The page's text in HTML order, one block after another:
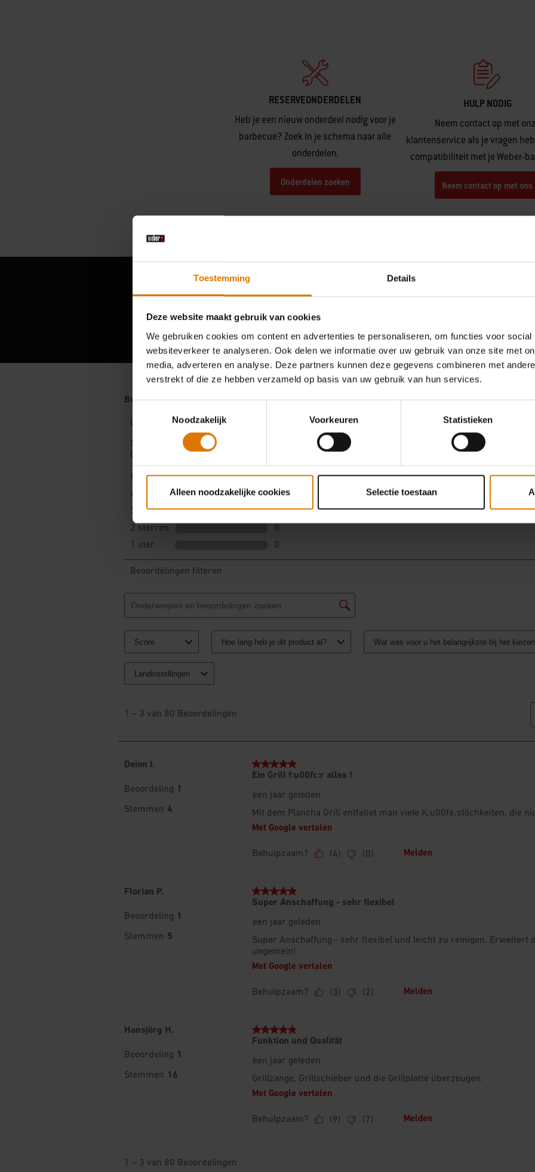
Toestemming Details
Deze website maakt gebruik van cookies
We gebruiken cookies om content en advertenties te personaliseren, om functies voor social
websiteverkeer te analyseren. Ook delen we informatie over uw gebruik van onze site met
media, adverteren en analyse. Deze partners kunnen deze gegevens combineren met
verstrekt of die ze hebben verzameld op basis van uw gebruik van hun services.
Noodzakelijk
Voorkeuren Statistieken
Alleen noodzakelijke cookies Selectie toestaan
RESERVEONDERDELEN
Heb je een nieuw onderdeel nodig voor je
barbecue? Zoek in je schema naar alle
onderdelen.
Onderdelen zoeken
HULP NODIG
Neem contact op met
klantenservice als je vragen
compatibiliteit met je Weber-
Neem contact op met ons
Wat andere grillers zeggen